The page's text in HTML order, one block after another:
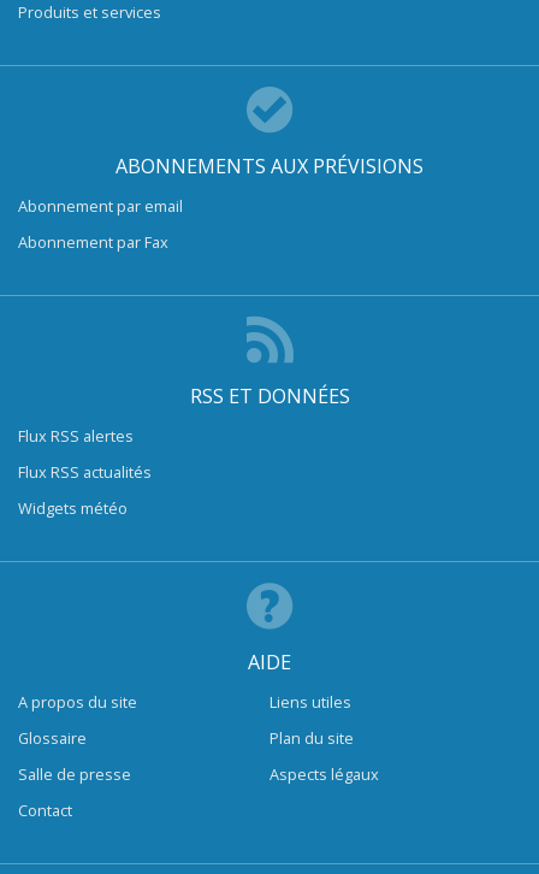
Produits et services
ABONNEMENTS AUX PRÉVISIONS
Abonnement par email
Abonnement par Fax
RSS ET DONNÉES
Flux RSS alertes
Flux RSS actualités
Widgets météo
AIDE
A propos du site
Glossaire
Salle de presse
Contact
Liens utiles
Plan du site
Aspects légaux